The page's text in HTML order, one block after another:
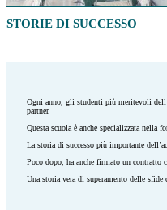
STORIE DI SUCCESSO
Ogni anno, gli studenti più meritevoli
partner.
Questa scuola è anche specializzata nella
La storia di successo più importante
Poco dopo, ha anche firmato un
Una storia vera di superamento delle